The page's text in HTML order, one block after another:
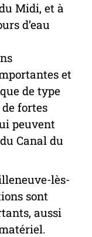
Midi, et à
d’eau
et
de type
fortes
peuvent
Canal du
lès-
sont
aussi